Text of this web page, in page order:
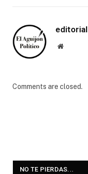
editorial
Website
Comments are closed.
NO TE PIERDAS...